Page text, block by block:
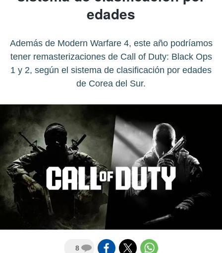
edades
Además de Modern Warfare 4, este año podríamos
tener remasterizaciones de Call of Duty: Black Ops
1 y 2, según el sistema de clasificación por edades
de Corea del Sur.
8